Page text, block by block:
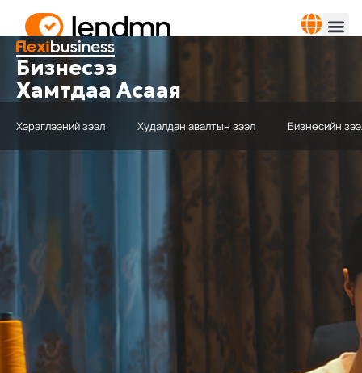
Бизнесээ
Хамтдаа Асаая
Хэрэглээний зээл Худалдан авалтын зээл Бизнесийн